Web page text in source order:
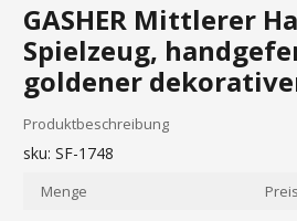
GASHER Mittlerer
Spielzeug,
goldener
Produktbeschreibung
sku: SF-1748
Menge Preis